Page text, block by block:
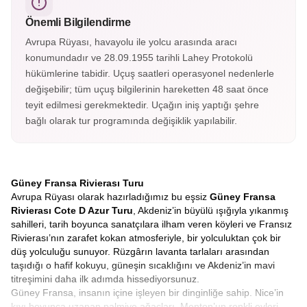
sayılır.
Önemli Bilgilendirme
Avrupa Rüyası, havayolu ile yolcu arasında aracı
konumundadır ve 28.09.1955 tarihli Lahey Protokolü
hükümlerine tabidir. Uçuş saatleri operasyonel nedenlerle
değişebilir; tüm uçuş bilgilerinin hareketten 48 saat önce
teyit edilmesi gerekmektedir. Uçağın iniş yaptığı şehre
bağlı olarak tur programında değişiklik yapılabilir.
Güney Fransa Rivierası Turu
Avrupa Rüyası olarak hazırladığımız bu eşsiz Güney Fransa
Rivierası Cote D Azur Turu , Akdeniz’in büyülü ışığıyla yıkanmış
sahilleri, tarih boyunca sanatçılara ilham veren köyleri ve Fransız
Rivierası’nın zarafet kokan atmosferiyle, bir yolculuktan çok bir
düş yolculuğu sunuyor. Rüzgârın lavanta tarlaları arasından
taşıdığı o hafif kokuyu, güneşin sıcaklığını ve Akdeniz’in mavi
titreşimini daha ilk adımda hissediyorsunuz.
Güney Fransa, insanın içine işleyen bir dinginliğe sahip. Nice’in